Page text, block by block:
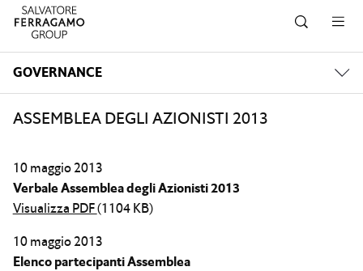
Salta alla navigazione
Salta al contenuto principale
Salta al piè di pagina
GOVERNANCE
ASSEMBLEA DEGLI AZIONISTI 2013
10 maggio 2013
Verbale Assemblea degli Azionisti 2013
Visualizza PDF(1104 KB)
10 maggio 2013
Elenco partecipanti Assemblea